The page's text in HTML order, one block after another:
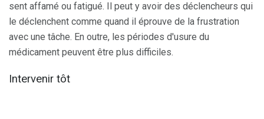
sent affamé ou fatigué. Il peut y avoir des déclencheurs qui
le déclenchent comme quand il éprouve de la frustration
avec une tâche. En outre, les périodes d'usure du
médicament peuvent être plus difficiles.
Intervenir tôt